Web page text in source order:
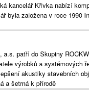
kancelář Křivka nabízí
byla založena v roce 1990
a.s. patří do Skupiny
výrobků a systémových
akustiky stavebních
a šetrná k přírodě